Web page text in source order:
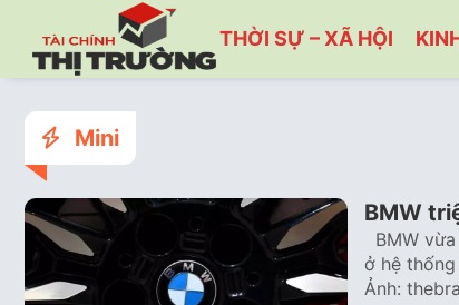
THỜI SỰ – XÃ HỘI
Mini
BMW
BMW
ở hệ
Ảnh: